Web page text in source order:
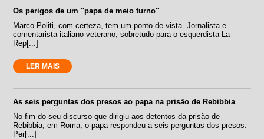
Os perigos de um ''papa de meio turno''
Marco Politi, com certeza, tem um ponto de vista. Jornalista e
comentarista italiano veterano, sobretudo para o esquerdista La
Rep[...]
LER MAIS
As seis perguntas dos presos ao papa na prisão de Rebibbia
No fim do seu discurso que dirigiu aos detentos da prisão de
Rebibbia, em Roma, o papa respondeu a seis perguntas dos presos.
Per[...]